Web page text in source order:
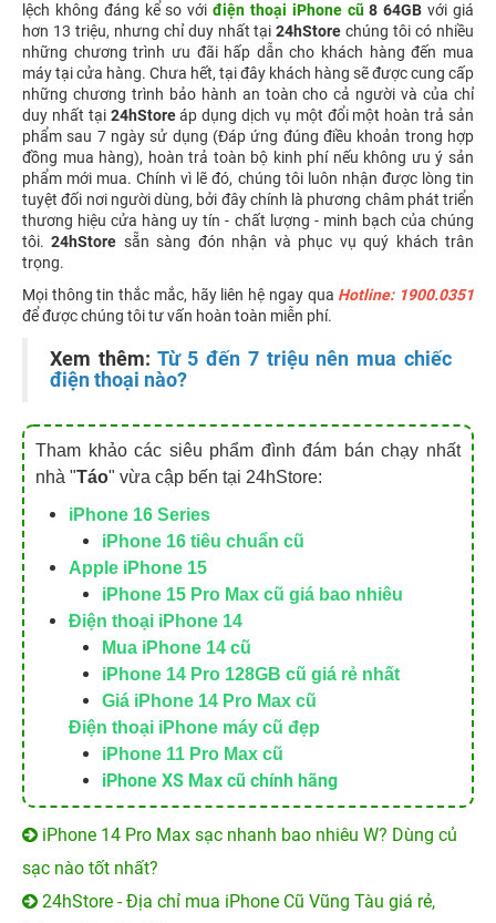
lệch không đáng kể so với điện thoại iPhone cũ8 64GB với giá
hơn 13 triệu, nhưng chỉ duy nhất tại24hStore chúng tôi có nhiều
những chương trình ưu đãi hấp dẫn cho khách hàng đến mua
máy tại cửa hàng. Chưa hết, tại đây khách hàng sẽ được cung cấp
những chương trình bảo hành an toàn cho cả người và của chỉ
duy nhất tại 24hStoreáp dụng dịch vụ một đổi một hoàn trả sản
phẩm sau 7 ngày sử dụng (Đáp ứng đúng điều khoản trong hợp
đồng mua hàng), hoàn trả toàn bộ kinh phí nếu không ưu ý sản
phẩm mới mua. Chính vì lẽ đó, chúng tôi luôn nhận được lòng tin
tuyệt đối nơi người dùng, bởi đây chính là phương châm phát triển
thương hiệu cửa hàng uy tín - chất lượng - minh bạch của chúng
tôi.24hStore sẵn sàng đón nhận và phục vụ quý khách trân
trọng.
Mọi thông tin thắc mắc, hãy liên hệ ngay qua Hotline: 1900.0351
để được chúng tôi tư vấn hoàn toàn miễn phí.
Xem thêm: Từ 5 đến 7 triệu nên mua chiếc
điện thoại nào?
Tham khảo các siêu phẩm đình đám bán chạy nhất
nhà "Táo" vừa cập bến tại 24hStore:
iPhone 16 Series
iPhone 16 tiêu chuẩn cũ
Apple iPhone 15
iPhone 15 Pro Max cũ giá bao nhiêu
Điện thoại iPhone 14
Mua iPhone 14 cũ
iPhone 14 Pro 128GB cũ giá rẻ nhất
Giá iPhone 14 Pro Max cũ
Điện thoại iPhone máy cũ đẹp
iPhone 11 Pro Max cũ
iPhone XS Max cũ chính hãng
iPhone 14 Pro Max sạc nhanh bao nhiêu W? Dùng củ
sạc nào tốt nhất?
24hStore - Địa chỉ mua iPhone Cũ Vũng Tàu giá rẻ,